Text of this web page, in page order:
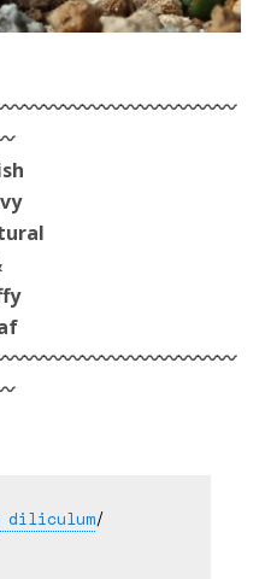
〰︎〰︎〰︎〰︎〰︎〰︎〰︎〰︎〰︎〰︎〰︎
〰︎〰︎〰︎〰︎〰︎〰︎〰︎〰︎〰︎〰︎〰︎
diliculum/